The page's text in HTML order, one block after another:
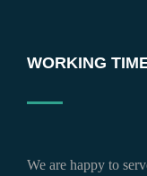
WORKING
We are happy to